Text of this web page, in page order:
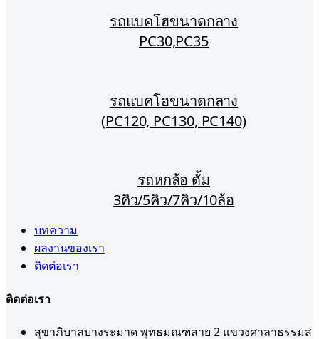
รถแบคโฮขนาดกลาง
PC30,PC35
รถแบคโฮขนาดกลาง
(PC120, PC130, PC140)
รถหกล้อ ดั้ม
3คิว/5คิว/7คิว/10ล้อ
บทความ
ผลงานของเรา
ติดต่อเรา
ติดต่อเรา
สุขาภิบาลบางระมาด พุทธมณฑสาย 2 แขวงศาลาธรรมส